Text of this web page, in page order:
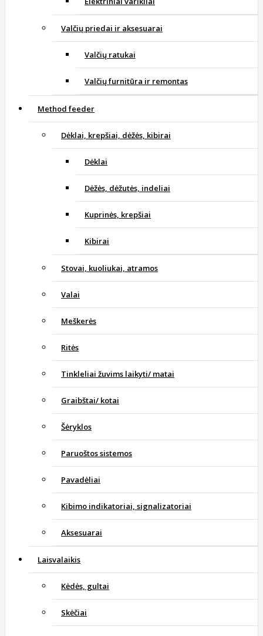
Valčių priedai ir aksesuarai
Valčių ratukai
Valčių furnitūra ir remontas
Method feeder
Dėklai, krepšiai, dėžės, kibirai
Dėklai
Dėžės, dėžutės, indeliai
Kuprinės, krepšiai
Kibirai
Stovai, kuoliukai, atramos
Valai
Meškerės
Ritės
Tinkleliai žuvims laikyti/ matai
Graibštai/ kotai
Šėryklos
Paruoštos sistemos
Pavadėliai
Kibimo indikatoriai, signalizatoriai
Aksesuarai
Laisvalaikis
Kėdės, gultai
Skėčiai